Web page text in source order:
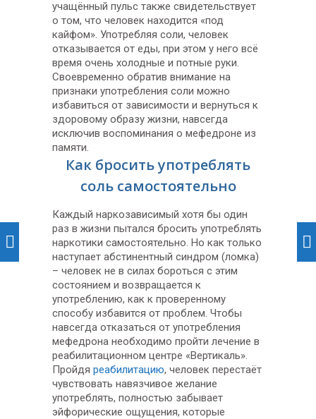
учащённый пульс также свидетельствует
о том, что человек находится «под
кайфом». Употребляя соли, человек
отказывается от еды, при этом у него всё
время очень холодные и потные руки.
Своевременно обратив внимание на
признаки употребления соли можно
избавиться от зависимости и вернуться к
здоровому образу жизни, навсегда
исключив воспоминания о мефедроне из
памяти.
Как бросить употреблять
соль самостоятельно
Каждый наркозависимый хотя бы один
раз в жизни пытался бросить употреблять
наркотики самостоятельно. Но как только
наступает абстинентный синдром (ломка)
– человек не в силах бороться с этим
состоянием и возвращается к
употреблению, как к проверенному
способу избавится от проблем. Чтобы
навсегда отказаться от употребления
мефедрона необходимо пройти лечение в
реабилитационном центре «Вертикаль».
Пройдя реабилитацию, человек перестаёт
чувствовать навязчивое желание
употреблять, полностью забывает
эйфорические ощущения, которые